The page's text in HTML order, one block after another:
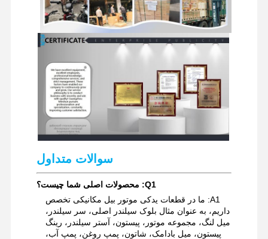
سیستم سوخت موتور
قطعات هیدرولیک بیل مکانیکی
سوالات متداول
Q1: محصولات اصلی شما چیست؟
A1: ما در قطعات یدکی موتور بیل مکانیکی تخصص
داریم، به عنوان مثال بلوک سیلندر اصلی، سر سیلندر،
میل لنگ، مجموعه موتور، پیستون، آستر سیلندر، رینگ
پیستون، میل بادامک، شاتون، پمپ روغن، پمپ آب،